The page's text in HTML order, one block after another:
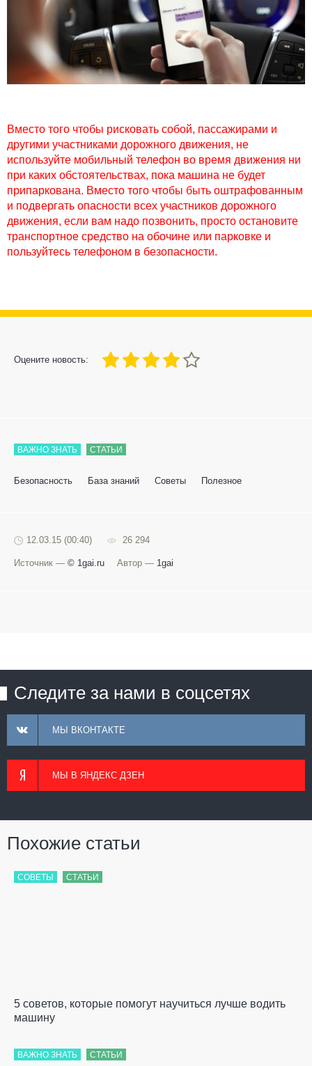
Вместо того чтобы рисковать собой, пассажирами и
другими участниками дорожного движения, не
используйте мобильный телефон во время движения ни
при каких обстоятельствах, пока машина не будет
припаркована. Вместо того чтобы быть оштрафованным
и подвергать опасности всех участников дорожного
движения, если вам надо позвонить, просто остановите
транспортное средство на обочине или парковке и
пользуйтесь телефоном в безопасности.
Оцените новость:
80
1 3 4 5
ВАЖНО ЗНАТЬ СТАТЬИ
Безопасность База знаний Советы Полезное
12.03.15 (00:40) 26 294
Источник — © 1gai.ru Автор — 1gai
Следите за нами в соцсетях
МЫ ВКОНТАКТЕ
МЫ В ЯНДЕКС ДЗЕН
Похожие статьи
СОВЕТЫ СТАТЬИ
5 советов, которые помогут научиться лучше водить
машину
ВАЖНО ЗНАТЬ СТАТЬИ